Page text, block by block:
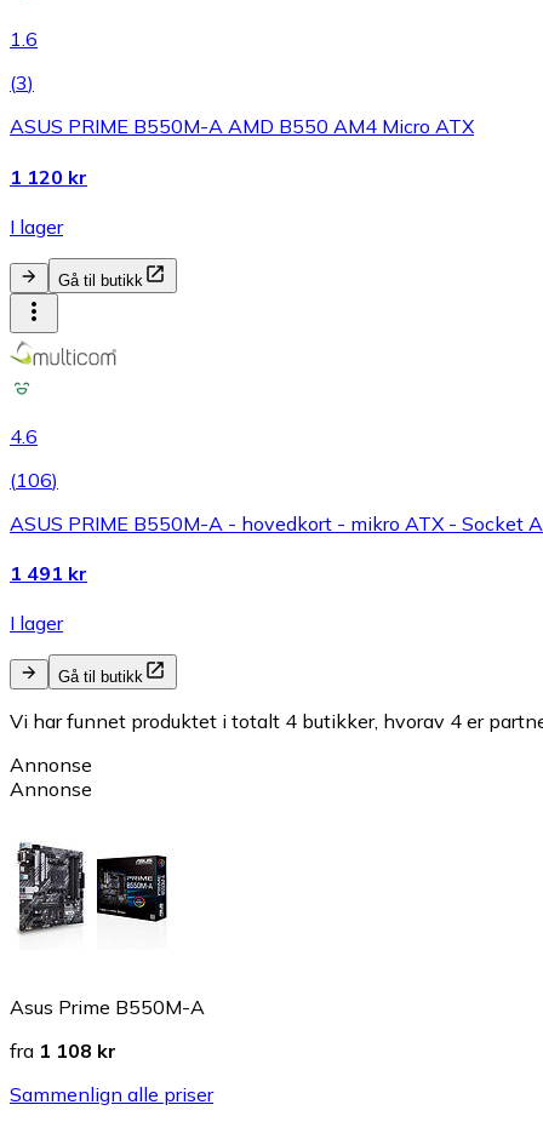
1.6
(3)
ASUS PRIME B550M-A AMD B550 AM4 Micro ATX
1 120 kr
I lager
Gå til butikk
4.6
(106)
ASUS PRIME B550M-A - hovedkort - mikro ATX - Socket
1 491 kr
I lager
Gå til butikk
Vi har funnet produktet i totalt 4 butikker, hvorav 4 er
Annonse
Annonse
Asus Prime B550M-A
fra 1 108 kr
Sammenlign alle priser